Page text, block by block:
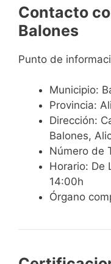
Contacto
Balones
Punto de
Municipio:
Provincia:
Dirección:
Balones,
Número de
Horario: De
14:00h
Órgano